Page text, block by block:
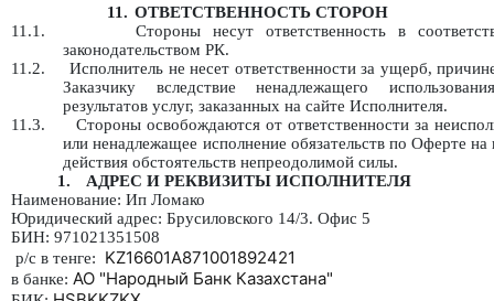
11. ОТВЕТСТВЕННОСТЬ СТОРОН
11.1.
Стороны несут ответственность в
законодательством РК.
11.2.
Исполнитель не несет ответственности за ущерб,
Заказчику вследствие ненадлежащего
результатов услуг, заказанных на сайте Исполнителя.
11.3.
Стороны освобождаются от ответственности за
или ненадлежащее исполнение обязательств по Оферте на
действия обстоятельств непреодолимой силы.
1.
АДРЕС И РЕКВИЗИТЫ ИСПОЛНИТЕЛЯ
Наименование: Ип Ломако
Юридический адрес: Брусиловского 14/3. Офис 5
БИН: 971021351508
р/с в тенге: KZ16601A871001892421
в банке: АО "Народный Банк Казахстана"